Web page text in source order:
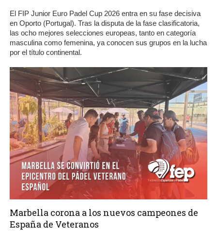
El FIP Junior Euro Padel Cup 2026 entra en su fase decisiva
en Oporto (Portugal). Tras la disputa de la fase clasificatoria,
las ocho mejores selecciones europeas, tanto en categoría
masculina como femenina, ya conocen sus grupos en la lucha
por el título continental.
Marbella corona a los nuevos campeones de
España de Veteranos